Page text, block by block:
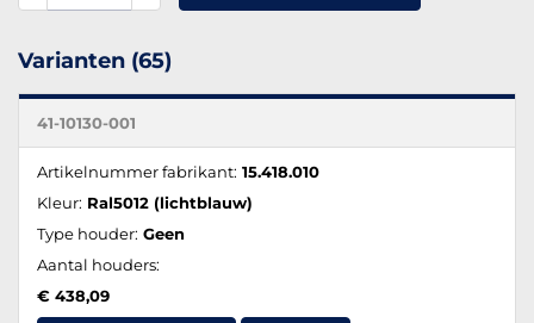
Varianten (65)
41-10130-001
Artikelnummer fabrikant: 15.418.010
Kleur: Ral5012 (lichtblauw)
Type houder: Geen
Aantal houders:
€ 438,09